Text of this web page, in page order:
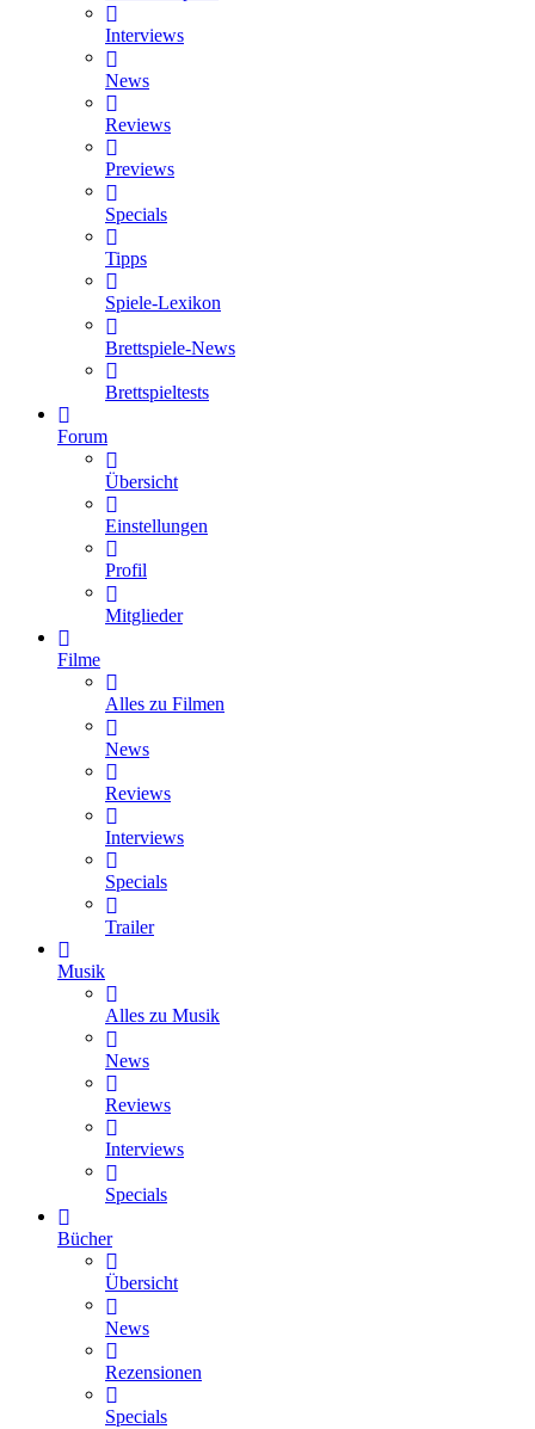
Interviews
News
Reviews
Previews
Specials
Tipps
Spiele-Lexikon
Brettspiele-News
Brettspieltests
Forum
Übersicht
Einstellungen
Profil
Mitglieder
Filme
Alles zu Filmen
News
Reviews
Interviews
Specials
Trailer
Musik
Alles zu Musik
News
Reviews
Interviews
Specials
Bücher
Übersicht
News
Rezensionen
Specials